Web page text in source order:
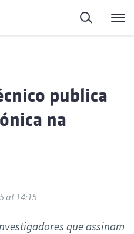
Pesquisa
publica
na
at 14:15
que assinam